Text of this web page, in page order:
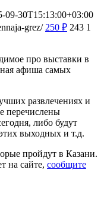
09-30T15:13:00+03:00
grez/ 250 ₽ 243 1
про выставки в
афиша самых
развлечениях и
перечислены
либо будут
выходных и т.д.
пройдут в Казани.
на сайте, сообщите